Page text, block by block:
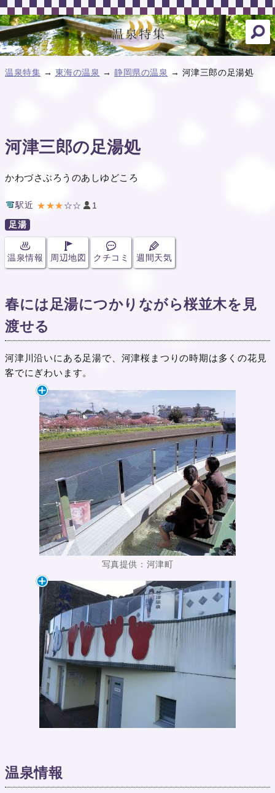
温泉特集 → 東海の温泉 →静岡県の温泉 → 河津三郎の足湯処
河津三郎の足湯処
かわづさぶろうのあしゆどころ
駅近 ★★★☆☆ 1
足湯
温泉情報 周辺地図 クチコミ 週間天気
春には足湯につかりながら桜並木を見
渡せる
河津川沿いにある足湯で、河津桜まつりの時期は多くの花見
客でにぎわいます。
写真提供：河津町
温泉情報